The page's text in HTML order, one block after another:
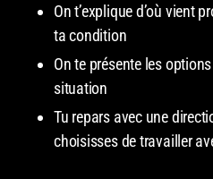
On t’explique d’où vient
ta condition
On te présente les
situation
Tu repars avec une
choisisses de travailler